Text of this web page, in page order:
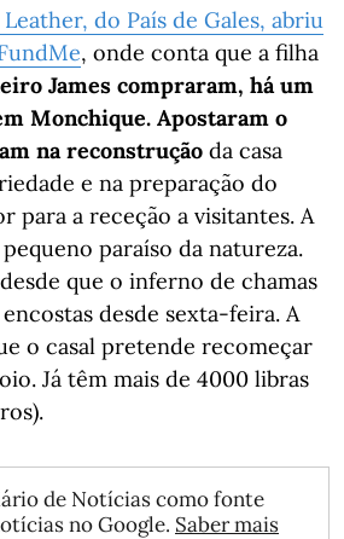
do País de Gales, abriu
, onde conta que a filha
James compraram, há um
Monchique. Apostaram o
na reconstrução da casa
e na preparação do
a receção a visitantes. A
paraíso da natureza.
que o inferno de chamas
desde sexta-feira. A
o casal pretende recomeçar
Já têm mais de 4000 libras
de Notícias como fonte
no Google. Saber mais